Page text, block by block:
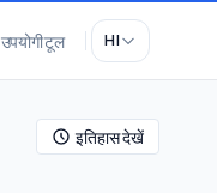
उपयोगी टूल HI
इतिहास देखें